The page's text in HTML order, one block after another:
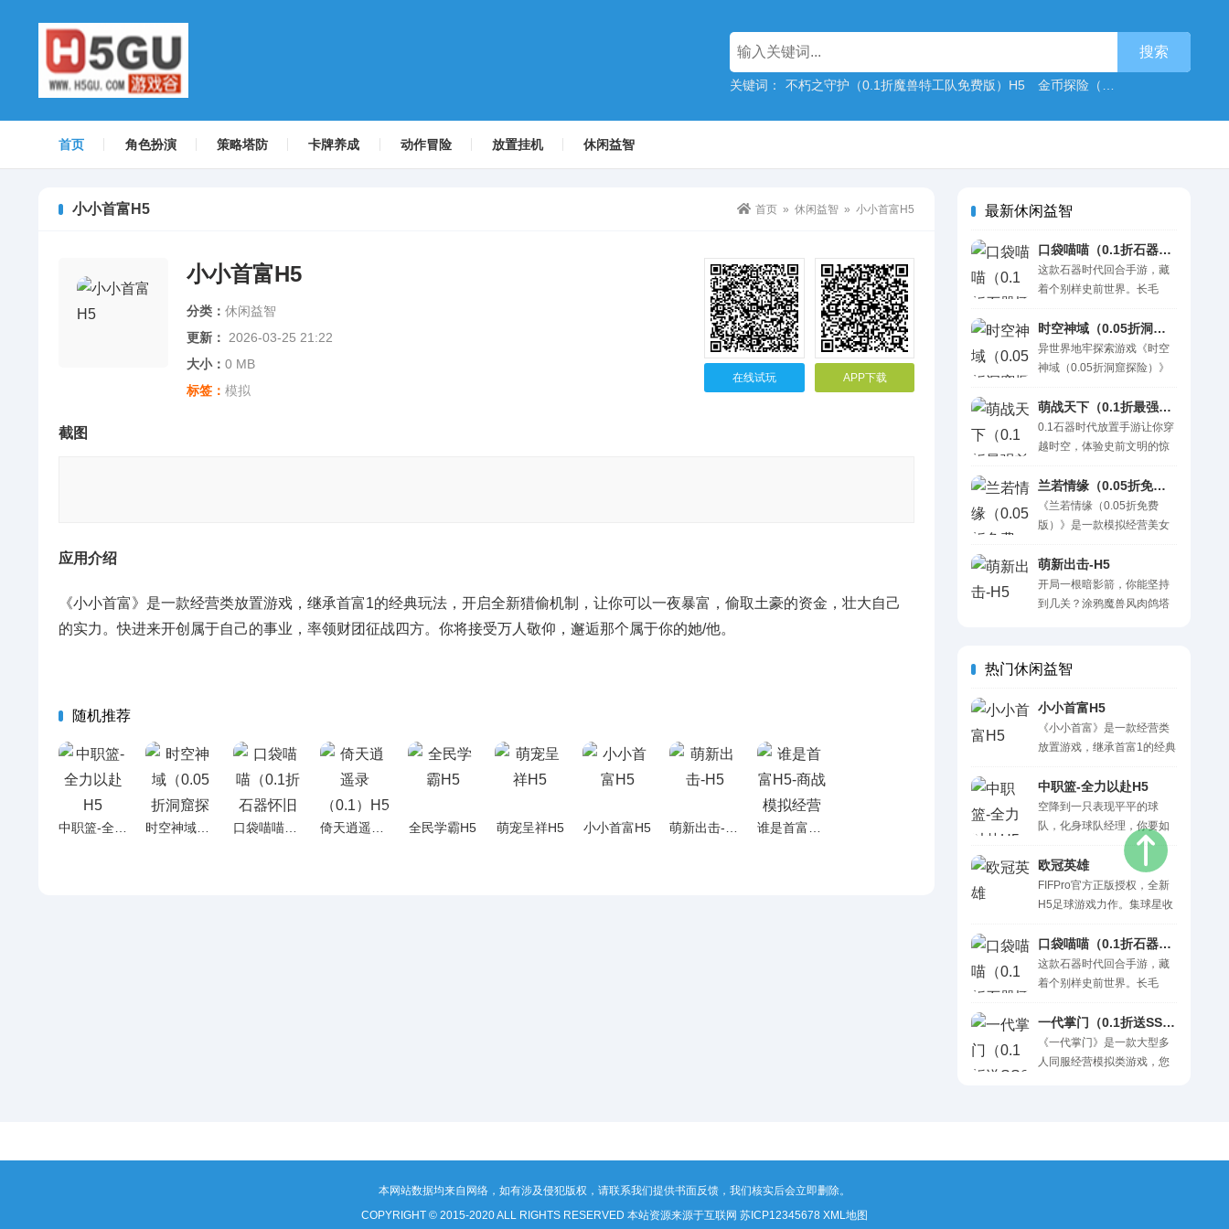
关键词： 不朽之守护（0.1折魔兽特工队免费版）H5 金币探险（0.1折幻姬送5000免费版）H5
首页 角色扮演 策略塔防 卡牌养成 动作冒险 放置挂机 休闲益智
最新休闲益智
口袋喵喵（0.1折石器怀旧版）H5
这款石器时代回合手游，藏
着个别样史前世界。长毛
荡，原始村落星罗棋布。 你
以原始人身份成长，拉上伙
伴闯遗迹、探洞穴。各色史
进化成靠谱帮手。回合制对
决讲究策略，得看双方实
力、宠物技能定战术，团队
话：重返蛮荒史前时代，驯
服异兽主宰原始纪元！ 货
币：钻石 充值比例：1:100
VIP12：直接解锁顶级特
权，起步即享..
时空神域（0.05折洞窟探险）H5
异世界地牢探索游戏《时空
神域（0.05折洞窟探险）》
秘而诡异，Roguelike玩法全
新升级，九大技能树任君搭
配，符石组合变化出无限可
大地牢洞穴随心探索，百种
不同的怪物和BOSS，300多
件随机属性的可收集装备，
有更多独特有趣的玩法等你
发现！深入秘境，挑战精英
BOSS，找寻神秘宝藏，收
萌战天下（0.1折最强酋长）H5
0.1石器时代放置手游让你穿
越时空，体验史前文明的惊
猎、采集资源、建立部落，
与其他玩家交流合作或对
抗。通过技术研发和战斗，
和敌人。挑战丰富的任务，
解锁新技能和装备，展现你
的智慧与勇气。在这个充满
史前世界的奥秘吧！ 一句
挂机手游 福利： 登入即送
VIP..
兰若情缘（0.05折免费版）H5
《兰若情缘（0.05折免费
版）》是一款模拟经营美女
生挂机类游戏。 真实模拟经
营各个超人气美女的直播
间，从而白手起家成为一代
业最终成为商业大亨。 游戏
中，玩家不断凭借各种人格
魅力以及选择认识各个美女
为她们创立直播间，进行直
播大秀，最终一步一步进行
卡牌养成，成为一代商业巨
领取！！SSR美女秘书、豪
车派对..
萌新出击-H5
开局一根暗影箭，你能坚持
到几关？涂鸦魔兽风肉鸽塔
你敢来挑战吗！
热门休闲益智
小小首富H5
《小小首富》是一款经营类
放置游戏，继承首富1的经典
让你可以一夜暴富，偷取土
豪的资金，壮大自己的实
力。快进来开创属于自己的
事业，率领财团征战四方。
你将接受万人敬仰，邂逅那
个属于你的她/他。
中职篮-全力以赴H5
空降到一只表现平平的球
队，化身球队经理，你要如
何排兵布阵，保住球队级
别？又将如何运筹帷幄，目
标直指联赛冠军？这一切，
都将在《中职篮：全力以
授权，CBA球队全员入驻，
复刻CBA联赛球员数据，多
维度经营培养，快来打造属
欧冠英雄
FIFPro官方正版授权，全新
H5足球游戏力作。集球星收
为一体的足球卡牌游戏。 在
这里你可以与梅罗并肩而
战，续写他们的传奇！亦可
章！ 无需下载，点击即玩，
不肝不氪，只需利用碎片时
间即可享受足球竞技的魅
口袋喵喵（0.1折石器怀旧版）H5
这款石器时代回合手游，藏
着个别样史前世界。长毛
荡，原始村落星罗棋布。 你
以原始人身份成长，拉上伙
伴闯遗迹、探洞穴。各色史
一代掌门（0.1折送SSS龙儿）H5
《一代掌门》是一款大型多
人同服经营模拟类游戏，您
打造神兵利器，贩卖给武林
小小首富H5 首页 »休闲益智 » 小小首富H5
小小首富H5
分类： 休闲益智
更新： 2026-03-25 21:22
大小： 0 MB
标签： 模拟
在线试玩 APP下载
截图
应用介绍
《小小首富》是一款经营类放置游戏，继承首富1的经典玩法，开启全新猎偷机制，让你可以一夜暴富，偷取土豪的资金，壮大自己
的实力。快进来开创属于自己的事业，率领财团征战四方。你将接受万人敬仰，邂逅那个属于你的她/他。
随机推荐
中职篮-全力以赴H5 口袋喵喵（0.1折石器怀旧版）H5 全民学霸H5 萌宠呈祥H5 小小首富H5
本网站数据均来自网络，如有涉及侵犯版权，请联系我们提供书面反馈，我们核实后会立即删除。
COPYRIGHT © 2015-2020 ALL RIGHTS RESERVED 本站资源来源于互联网 苏ICP12345678 XML地图